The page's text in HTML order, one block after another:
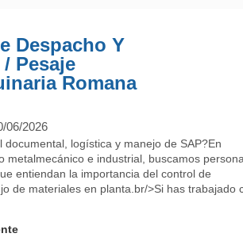
Despacho Y
Pesaje
Romana
06/2026
logística y manejo de SAP?En
metalmecánico e industrial, buscamos
entiendan la importancia del control de
de materiales en planta.br/>Si has trabajado